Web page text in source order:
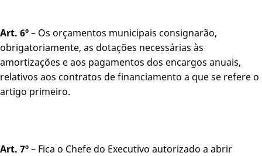
Art. 6º– Os orçamentos municipais consignarão,
obrigatoriamente, as dotações necessárias às
amortizações e aos pagamentos dos encargos anuais,
relativos aos contratos de financiamento a que se refere o
artigo primeiro.
Art. 7º– Fica o Chefe do Executivo autorizado a abrir